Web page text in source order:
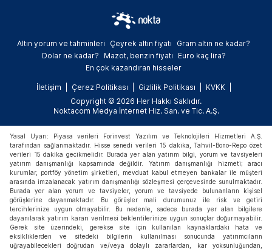
Altın yorum ve tahminleri Çeyrek altın fiyatı
Gram altın ne kadar?
Dolar ne kadar?
Mazot, benzin fiyatı
Euro kaç lira?
En çok kazandıran hisseler
İletişim Çerez Politikası Gizlilik Politikası
KVKK
Copyright © 2026 Her Hakkı Saklıdır.
Noktacom Medya İnternet Hiz. San. ve Tic. A.Ş.
Yasal Uyarı: Piyasa verileri Forinvest Yazılım ve Teknolojileri Hizmetleri A.Ş.
tarafından sağlanmaktadır. Hisse senedi verileri 15 dakika, Tahvil-Bono-Repo özet
verileri 15 dakika gecikmelidir. Burada yer alan yatırım bilgi, yorum ve tavsiyeleri
yatırım danışmanlığı kapsamında değildir. Yatırım danışmanlığı hizmeti; aracı
kurumlar, portföy yönetim şirketleri, mevduat kabul etmeyen bankalar ile müşteri
arasında imzalanacak yatırım danışmanlığı sözleşmesi çerçevesinde sunulmaktadır.
Burada yer alan yorum ve tavsiyeler, yorum ve tavsiyede bulunanların kişisel
görüşlerine dayanmaktadır. Bu görüşler mali durumunuz ile risk ve getiri
tercihlerinize uygun olmayabilir. Bu nedenle, sadece burada yer alan bilgilere
dayanılarak yatırım kararı verilmesi beklentilerinize uygun sonuçlar doğurmayabilir.
Gerek site üzerindeki, gerekse site için kullanılan kaynaklardaki hata ve
eksikliklerden ve sitedeki bilgilerin kullanılması sonucunda yatırımcıların
uğrayabilecekleri doğrudan ve/veya dolaylı zararlardan, kar yoksunluğundan,